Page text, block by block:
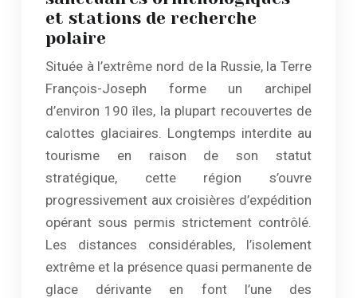
et stations de recherche
polaire
Située à l’extrême nord de la Russie, la Terre
François-Joseph forme un archipel
d’environ 190 îles, la plupart recouvertes de
calottes glaciaires. Longtemps interdite au
tourisme en raison de son statut
stratégique, cette région s’ouvre
progressivement aux croisières d’expédition
opérant sous permis strictement contrôlé.
Les distances considérables, l’isolement
extrême et la présence quasi permanente de
glace dérivante en font l’une des